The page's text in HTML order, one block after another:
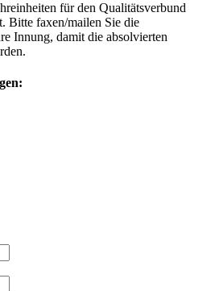
für den Qualitätsverbund
Bitte faxen/mailen Sie die
Innung, damit die absolvierten